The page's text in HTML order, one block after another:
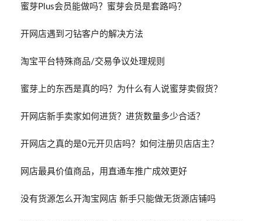
蜜芽Plus会员能做吗？蜜芽会员是套路吗？
开网店遇到刁钻客户的解决方法
淘宝平台特殊商品/交易争议处理规则
蜜芽上的东西是真的吗？为什么有人说蜜芽卖假货？
开网店新手卖家如何进货？进货数量多少合适？
开网店之真的是0元开贝店吗？如何注册贝店店主？
网店最具价值商品，用直通车推广成效更好
没有货源怎么开淘宝网店 新手只能做无货源店铺吗